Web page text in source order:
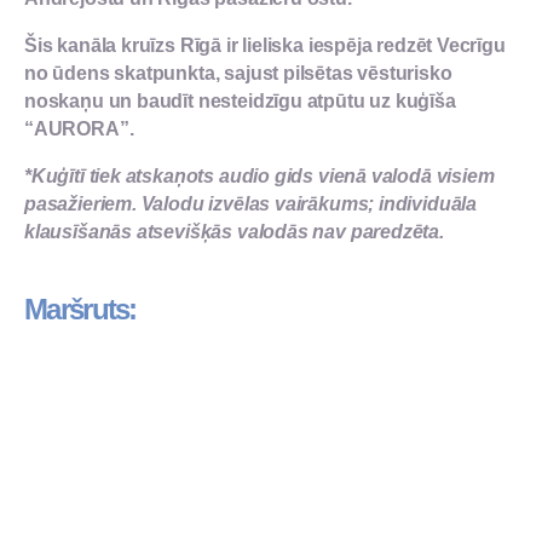
Šiskanāla kruīzs Rīgā ir lieliska iespējaredzēt Vecrīgu
no ūdens skatpunkta, sajust pilsētas vēsturisko
noskaņu un baudīt nesteidzīgu atpūtu uz kuģīša
“AURORA”.
*Kuģītī tiek atskaņots audio gids vienā valodā visiem
pasažieriem. Valodu izvēlas vairākums; individuāla
klausīšanās atsevišķās valodās nav paredzēta.
Maršruts: